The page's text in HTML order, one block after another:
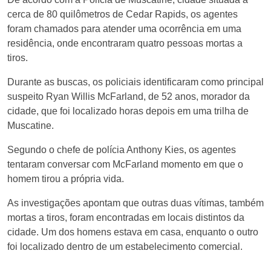
cerca de 80 quilômetros de Cedar Rapids, os agentes
foram chamados para atender uma ocorrência em uma
residência, onde encontraram quatro pessoas mortas a
tiros.
Durante as buscas, os policiais identificaram como principal
suspeito Ryan Willis McFarland, de 52 anos, morador da
cidade, que foi localizado horas depois em uma trilha de
Muscatine.
Segundo o chefe de polícia Anthony Kies, os agentes
tentaram conversar com McFarland momento em que o
homem tirou a própria vida.
As investigações apontam que outras duas vítimas, também
mortas a tiros, foram encontradas em locais distintos da
cidade. Um dos homens estava em casa, enquanto o outro
foi localizado dentro de um estabelecimento comercial.